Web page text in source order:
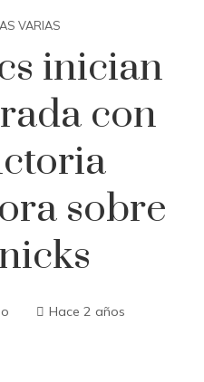
VARIAS
inician
con
sobre
Hace 2 años